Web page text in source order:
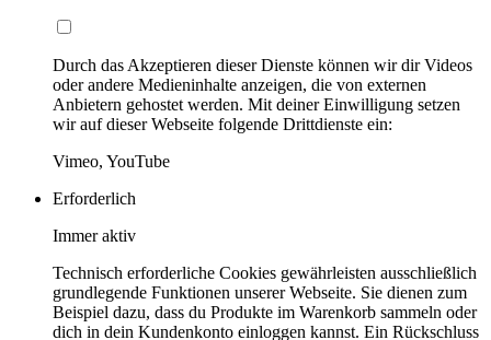
Durch das Akzeptieren dieser Dienste können wir dir Videos
oder andere Medieninhalte anzeigen, die von externen
Anbietern gehostet werden. Mit deiner Einwilligung setzen
wir auf dieser Webseite folgende Drittdienste ein:
Vimeo, YouTube
Erforderlich
Immer aktiv
Technisch erforderliche Cookies gewährleisten ausschließlich
grundlegende Funktionen unserer Webseite. Sie dienen zum
Beispiel dazu, dass du Produkte im Warenkorb sammeln oder
dich in dein Kundenkonto einloggen kannst. Ein Rückschluss